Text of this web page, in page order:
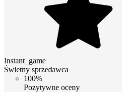
Instant_game
Świetny sprzedawca
100%
Pozytywne oceny